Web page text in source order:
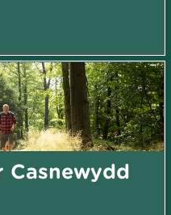
Casnewydd